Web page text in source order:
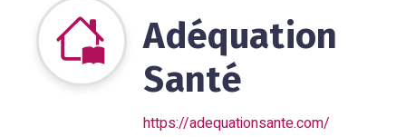
Adéquation
Santé
https://adequationsante.com/